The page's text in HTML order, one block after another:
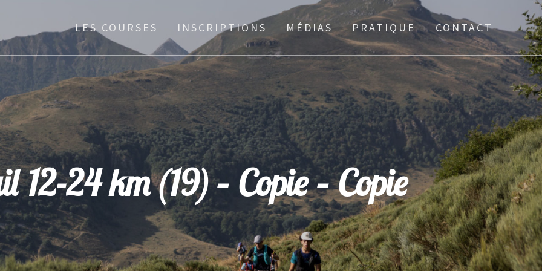
LES COURSES INSCRIPTIONS MÉDIAS PRATIQUE CONTACT
12-24 km (19) – Copie – Copie